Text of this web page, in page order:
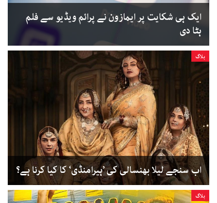
ایک ہی شکایت پر ایمازون نے پرائم ویڈیو سے فلم
ہٹا دی
بلاگ
اب سنجے لیلا بھنسالی کی ’ہیرامنڈی‘ کا کیا کرنا ہے؟
بلاگ